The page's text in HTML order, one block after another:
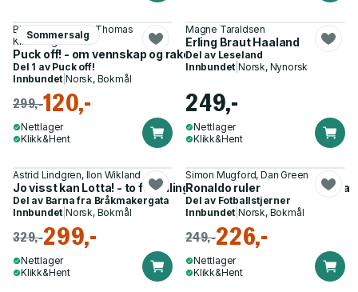
Sommersalg
Bjørn Tore Grøtte, Thomas
Kirkeberg
Puck off! - om vennskap og rake pucker
Del 1 av Puck off!
Innbundet |Norsk, Bokmål
299,-120,-
Nettlager
Klikk&Hent
Magne Taraldsen
Erling Braut Haaland
Del av Leseland
Innbundet |Norsk, Nynorsk
249,-
Nettlager
Klikk&Hent
Astrid Lindgren, Ilon Wikland
Jo visst kan Lotta! - to fortellinger om Lotta fra Bråkmakerga
Del av Barna fra Bråkmakergata
Innbundet |Norsk, Bokmål
329,-299,-
Nettlager
Klikk&Hent
Simon Mugford, Dan Green
Ronaldo ruler
Del av Fotballstjerner
Innbundet |Norsk, Bokmål
249,-226,-
Nettlager
Klikk&Hent